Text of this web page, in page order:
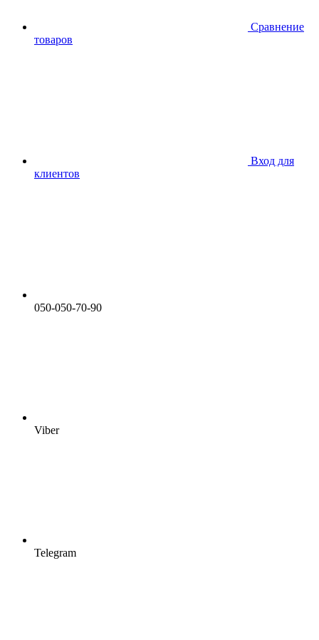
Сравнение
товаров
Вход для
клиентов
050-050-70-90
Viber
Telegram